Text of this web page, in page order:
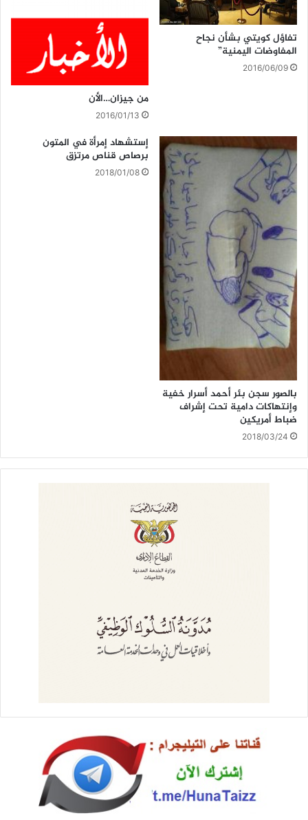
تفاؤل كويتي بشأن نجاح
المفاوضات اليمنية”
2016/06/09
من جيزان…الأن
2016/01/13
بالصور سجن بئر أحمد أسرار خفية
وإنتهاكات دامية تحت إشراف
ضباط أمريكين
2018/03/24
إستشهاد إمرأة في المتون
برصاص قناص مرتزق
2018/01/08